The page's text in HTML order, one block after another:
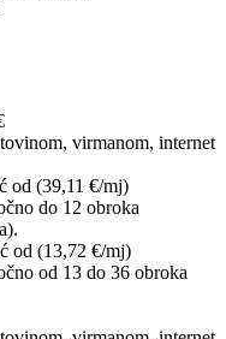
virmanom, internet
od (39,11 €/mj)
do 12 obroka
od (13,72 €/mj)
od 13 do 36 obroka